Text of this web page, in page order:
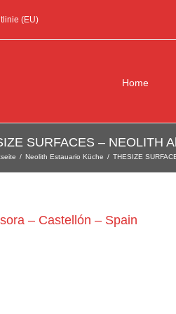
(EU)
Home
SURFACES – NEOLITH
/ Neolith Estauario Küche / THESIZE
– Castellón – Spain